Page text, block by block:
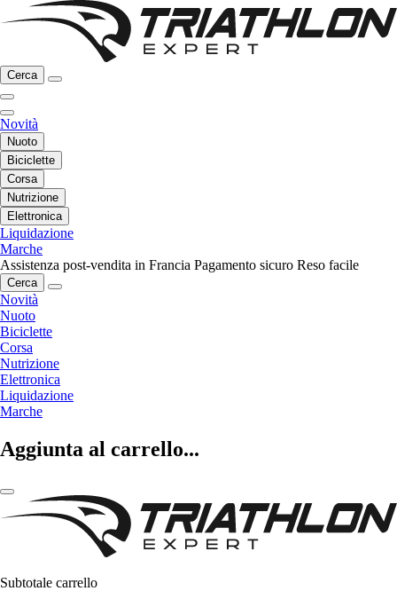
Cerca
Novità
Nuoto
Biciclette
Corsa
Nutrizione
Elettronica
Liquidazione
Marche
Assistenza post-vendita in Francia Pagamento sicuro Reso facile
Cerca
Novità
Nuoto
Biciclette
Corsa
Nutrizione
Elettronica
Liquidazione
Marche
Aggiunta al carrello...
Subtotale carrello